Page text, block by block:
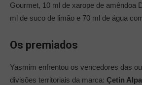
Gourmet, 10 ml de xarope de amêndoa
ml de suco de limão e 70 ml de água
Os premiados
Yasmim enfrentou os vencedores das
divisões territoriais da marca: Çetin